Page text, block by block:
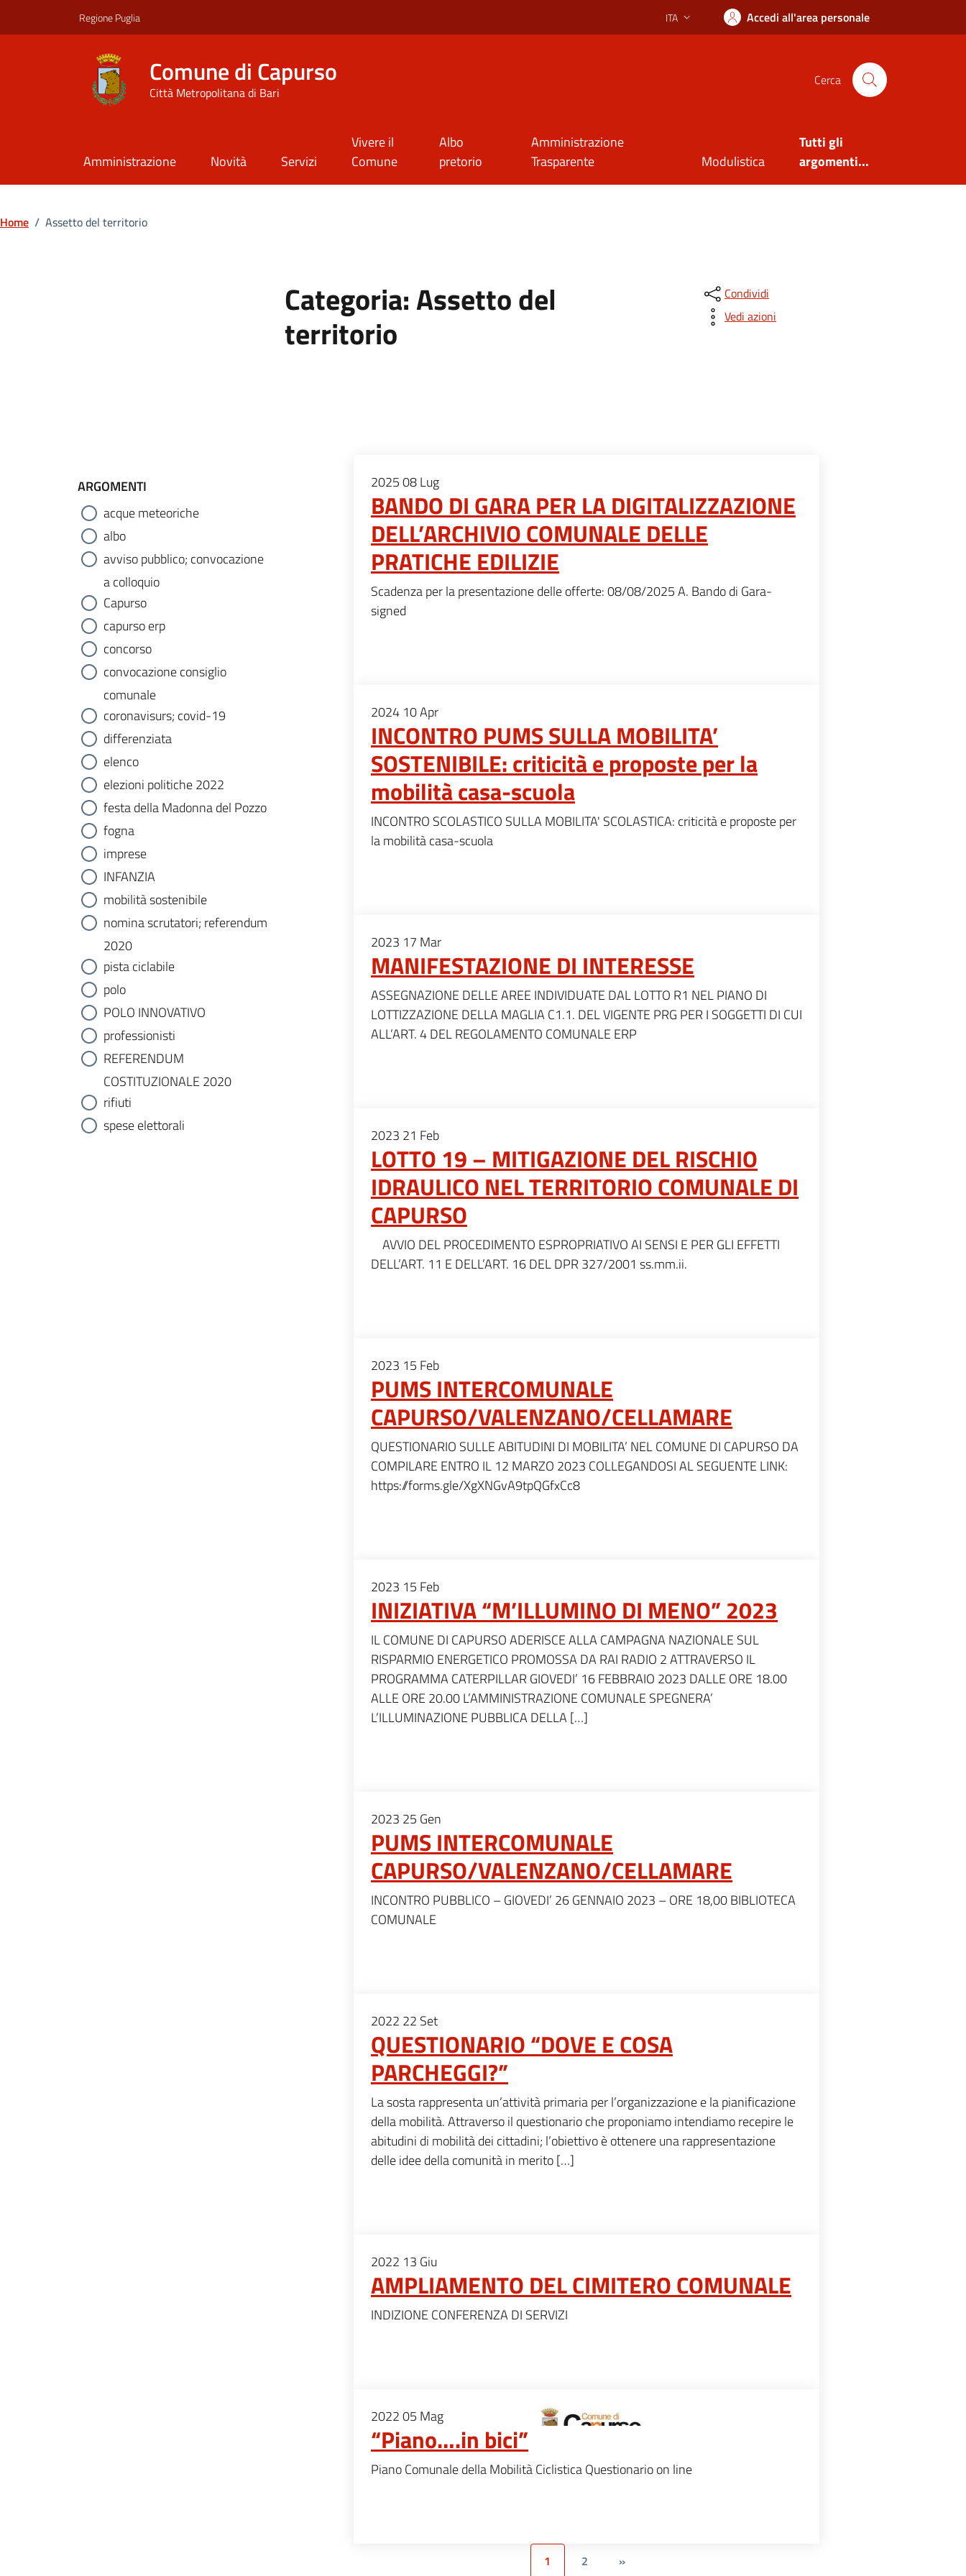
Regione Puglia Lingua attiva:
ITA Accedi all'area personale
Comune di Capurso
Città Metropolitana di Bari
Cerca
Amministrazione Novità Servizi
Vivere il
Comune
Albo
pretorio
Amministrazione
Trasparente
Modulistica
Tutti gli
argomenti...
Home / Assetto del territorio
Categoria:Assetto del
territorio
Condividi
Vedi azioni
ARGOMENTI
acque meteoriche
albo
avviso pubblico; convocazione
a colloquio
Capurso
capurso erp
concorso
convocazione consiglio
comunale
coronavisurs; covid-19
differenziata
elenco
elezioni politiche 2022
festa della Madonna del Pozzo
fogna
imprese
INFANZIA
mobilità sostenibile
nomina scrutatori; referendum
2020
pista ciclabile
polo
POLO INNOVATIVO
professionisti
REFERENDUM
COSTITUZIONALE 2020
rifiuti
spese elettorali
202508Lug
BANDO DI GARA PER LA DIGITALIZZAZIONE
DELL’ARCHIVIO COMUNALE DELLE
PRATICHE EDILIZIE
Scadenza per la presentazione delle offerte: 08/08/2025 A. Bando di Gara-
signed
2024 10Apr
INCONTRO PUMS SULLA MOBILITA’
SOSTENIBILE: criticità e proposte per la
mobilità casa-scuola
INCONTRO SCOLASTICO SULLA MOBILITA' SCOLASTICA: criticità e proposte per
la mobilità casa-scuola
2023 17 Mar
MANIFESTAZIONE DI INTERESSE
ASSEGNAZIONE DELLE AREE INDIVIDUATE DAL LOTTO R1 NEL PIANO DI
LOTTIZZAZIONE DELLA MAGLIA C1.1. DEL VIGENTE PRG PER I SOGGETTI DI CUI
ALL’ART. 4 DEL REGOLAMENTO COMUNALE ERP
2023 21 Feb
LOTTO 19 – MITIGAZIONE DEL RISCHIO
IDRAULICO NEL TERRITORIO COMUNALE DI
CAPURSO
AVVIO DEL PROCEDIMENTO ESPROPRIATIVO AI SENSI E PER GLI EFFETTI
DELL’ART. 11 E DELL’ART. 16 DEL DPR 327/2001 ss.mm.ii.
2023 15 Feb
PUMS INTERCOMUNALE
CAPURSO/VALENZANO/CELLAMARE
QUESTIONARIO SULLE ABITUDINI DI MOBILITA’ NEL COMUNE DI CAPURSO DA
COMPILARE ENTRO IL 12 MARZO 2023 COLLEGANDOSI AL SEGUENTE LINK:
https://forms.gle/XgXNGvA9tpQGfxCc8
2023 15 Feb
INIZIATIVA “M’ILLUMINO DI MENO” 2023
IL COMUNE DI CAPURSO ADERISCE ALLA CAMPAGNA NAZIONALE SUL
RISPARMIO ENERGETICO PROMOSSA DA RAI RADIO 2 ATTRAVERSO IL
PROGRAMMA CATERPILLAR GIOVEDI’ 16 FEBBRAIO 2023 DALLE ORE 18.00
ALLE ORE 20.00 L’AMMINISTRAZIONE COMUNALE SPEGNERA’
L’ILLUMINAZIONE PUBBLICA DELLA […]
2023 25 Gen
PUMS INTERCOMUNALE
CAPURSO/VALENZANO/CELLAMARE
INCONTRO PUBBLICO – GIOVEDI’ 26 GENNAIO 2023 – ORE 18,00 BIBLIOTECA
COMUNALE
2022 22 Set
QUESTIONARIO “DOVE E COSA
PARCHEGGI?”
La sosta rappresenta un’attività primaria per l’organizzazione e la pianificazione
della mobilità. Attraverso il questionario che proponiamo intendiamo recepire le
abitudini di mobilità dei cittadini; l’obiettivo è ottenere una rappresentazione
delle idee della comunità in merito […]
2022 13 Giu
AMPLIAMENTO DEL CIMITERO COMUNALE
INDIZIONE CONFERENZA DI SERVIZI
202205 Mag
“Piano….in bici”
Piano Comunale della Mobilità Ciclistica Questionario on line
1 2 »